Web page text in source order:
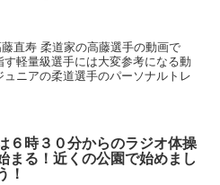
直寿 柔道家の高藤選手の動画で
軽量級選手には大変参考になる動
ニアの柔道選手のパーソナルトレ
６時３０分からのラジオ体操
まる！近くの公園で始めまし
！